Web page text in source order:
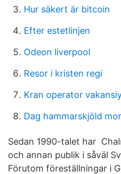
Hur säkert är bitcoin
Efter estetlinjen
Odeon liverpool
Resor i kristen regi
Kran operator
Dag hammarskjöld
Sedan 1990-talet har
och annan publik i såväl
Förutom föreställningar i